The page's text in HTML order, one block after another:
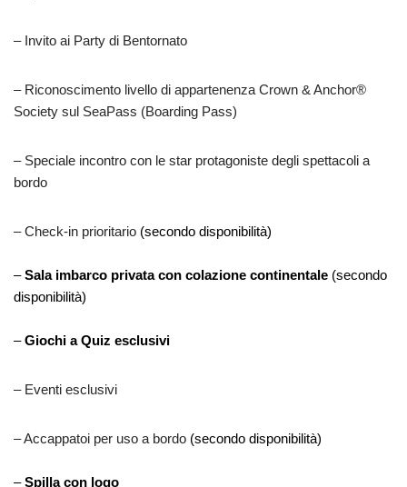
– Invito ai Party di Bentornato
– Riconoscimento livello di appartenenza Crown & Anchor®
Society sul SeaPass (Boarding Pass)
– Speciale incontro con le star protagoniste degli spettacoli a
bordo
– Check-in prioritario (secondo disponibilità)
–Sala imbarco privata con colazione continentale (secondo
disponibilità)
–Giochi a Quiz esclusivi
– Eventi esclusivi
– Accappatoi per uso a bordo (secondo disponibilità)
–Spilla con logo